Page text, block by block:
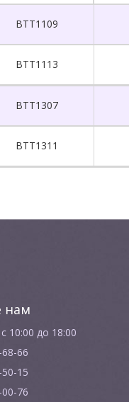
BTT1109
BTT1113
BTT1307
BTT1311
нам
10:00 до 18:00
66
15
76